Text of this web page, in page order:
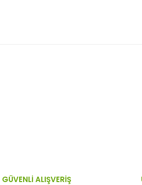
Ürün fiyatı diğer sitelerden daha pahalı.
GÜVENLİ ALIŞVERİŞ